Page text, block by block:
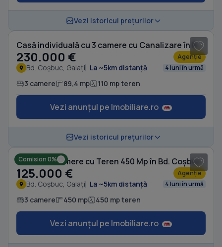
Vezi istoricul prețurilor
Casă individuală cu 3 camere cu Canalizare în Bd. Coșbuc
230.000 € Agenție
Bd. Coșbuc, Galați La ~5km distanță 4 luni în urmă
3 camere 89,4 mp 110 mp teren
Vezi anunțul pe Imobiliare.ro
Vezi istoricul prețurilor
Comision 0%
Casă cu 3 camere cu Teren 450 Mp în Bd. Coșbuc
125.000 € Agenție
Bd. Coșbuc, Galați La ~5km distanță 4 luni în urmă
3 camere 450 mp 450 mp teren
Vezi anunțul pe Imobiliare.ro